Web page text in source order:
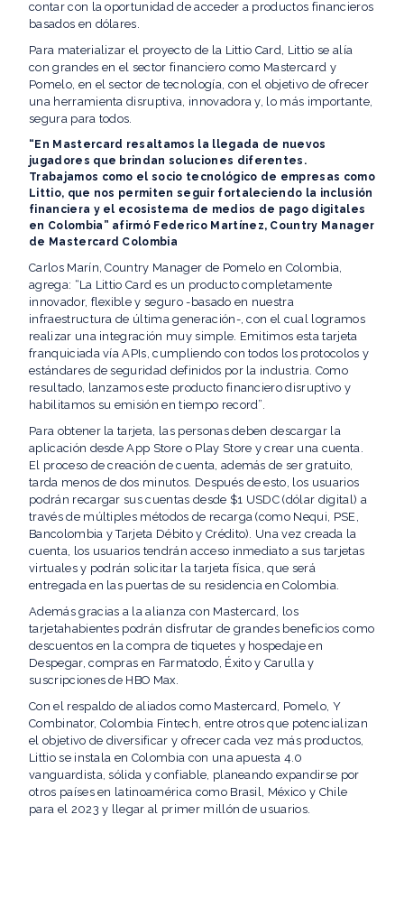
contar con la oportunidad de acceder a productos financieros
basados en dólares.
Para materializar el proyecto de la Littio Card, Littio se alía
con grandes en el sector financiero como Mastercard y
Pomelo, en el sector de tecnología, con el objetivo de ofrecer
una herramienta disruptiva, innovadora y, lo más importante,
segura para todos.
“En Mastercard resaltamos la llegada de nuevos
jugadores que brindan soluciones diferentes.
Trabajamos como el socio tecnológico de empresas como
Littio, que nos permiten seguir fortaleciendo la inclusión
financiera y el ecosistema de medios de pago digitales
en Colombia” afirmó Federico Martínez, Country Manager
de Mastercard Colombia
Carlos Marín, Country Manager de Pomelo en Colombia,
agrega: “La Littio Card es un producto completamente
innovador, flexible y seguro -basado en nuestra
infraestructura de última generación-, con el cual logramos
realizar una integración muy simple. Emitimos esta tarjeta
franquiciada vía APIs, cumpliendo con todos los protocolos y
estándares de seguridad definidos por la industria. Como
resultado, lanzamos este producto financiero disruptivo y
habilitamos su emisión en tiempo record”.
Para obtener la tarjeta, las personas deben descargar la
aplicación desde App Store o Play Store y crear una cuenta.
El proceso de creación de cuenta, además de ser gratuito,
tarda menos de dos minutos. Después de esto, los usuarios
podrán recargar sus cuentas desde $1 USDC (dólar digital) a
través de múltiples métodos de recarga (como Nequi, PSE,
Bancolombia y Tarjeta Débito y Crédito). Una vez creada la
cuenta, los usuarios tendrán acceso inmediato a sus tarjetas
virtuales y podrán solicitar la tarjeta física, que será
entregada en las puertas de su residencia en Colombia.
Además gracias a la alianza con Mastercard, los
tarjetahabientes podrán disfrutar de grandes beneficios como
descuentos en la compra de tiquetes y hospedaje en
Despegar, compras en Farmatodo, Éxito y Carulla y
suscripciones de HBO Max.
Con el respaldo de aliados como Mastercard, Pomelo, Y
Combinator, Colombia Fintech, entre otros que potencializan
el objetivo de diversificar y ofrecer cada vez más productos,
Littio se instala en Colombia con una apuesta 4.0
vanguardista, sólida y confiable, planeando expandirse por
otros países en latinoamérica como Brasil, México y Chile
para el 2023 y llegar al primer millón de usuarios.